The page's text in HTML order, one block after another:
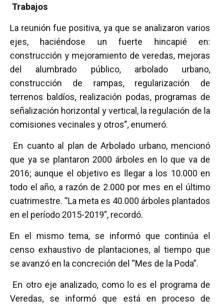
Trabajos
La reunión fue positiva, ya que se analizaron varios
ejes, haciéndose un fuerte hincapié en:
construcción y mejoramiento de veredas, mejoras
del alumbrado público, arbolado urbano,
construcción de rampas, regularización de
terrenos baldíos, realización podas, programas de
señalización horizontal y vertical, la regulación de la
comisiones vecinales y otros”, enumeró.
En cuanto al plan de Arbolado urbano, mencionó
que ya se plantaron 2000 árboles en lo que va de
2016; aunque el objetivo es llegar a los 10.000 en
todo el año, a razón de 2.000 por mes en el último
cuatrimestre. “La meta es 40.000 árboles plantados
en el período 2015-2019”, recordó.
En el mismo tema, se informó que continúa el
censo exhaustivo de plantaciones, al tiempo que
se avanzó en la concreción del “Mes de la Poda”.
En otro eje analizado, como lo es el programa de
Veredas, se informó que está en proceso de